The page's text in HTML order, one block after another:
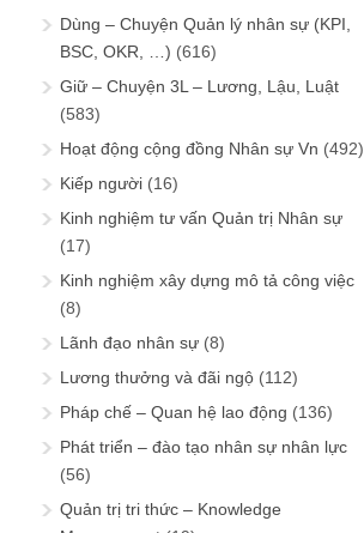
Dùng – Chuyện Quản lý nhân sự (KPI,
BSC, OKR, …) (616)
Giữ – Chuyện 3L – Lương, Lậu, Luật
(583)
Hoạt động cộng đồng Nhân sự Vn (492)
Kiếp người (16)
Kinh nghiệm tư vấn Quản trị Nhân sự
(17)
Kinh nghiệm xây dựng mô tả công việc
(8)
Lãnh đạo nhân sự (8)
Lương thưởng và đãi ngộ (112)
Pháp chế – Quan hệ lao động (136)
Phát triển – đào tạo nhân sự nhân lực
(56)
Quản trị tri thức – Knowledge